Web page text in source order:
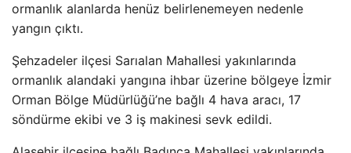
ormanlık alanlarda henüz belirlenemeyen nedenle
yangın çıktı.
Şehzadeler ilçesi Sarıalan Mahallesi yakınlarında
ormanlık alandaki yangına ihbar üzerine bölgeye İzmir
Orman Bölge Müdürlüğü’ne bağlı 4 hava aracı, 17
söndürme ekibi ve 3 iş makinesi sevk edildi.